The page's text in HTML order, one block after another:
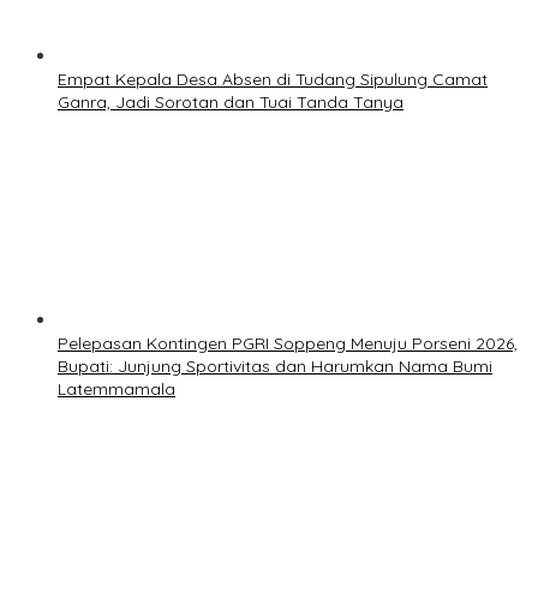
Empat Kepala Desa Absen di Tudang Sipulung Camat
Ganra, Jadi Sorotan dan Tuai Tanda Tanya
Pelepasan Kontingen PGRI Soppeng Menuju Porseni 2026,
Bupati: Junjung Sportivitas dan Harumkan Nama Bumi
Latemmamala